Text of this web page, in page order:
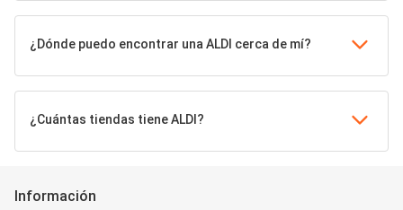
¿Dónde puedo encontrar una ALDI cerca de mí?
¿Cuántas tiendas tiene ALDI?
Información